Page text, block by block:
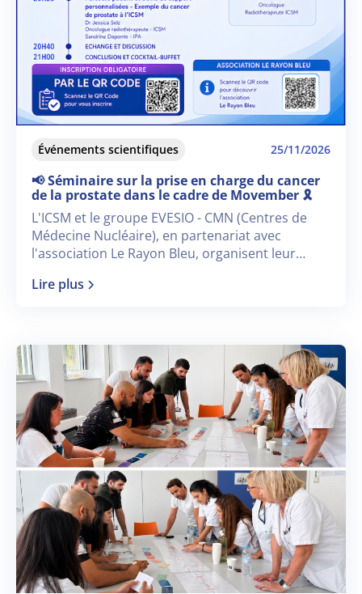
Événements scientifiques 25/11/2026
📢 Séminaire sur la prise en charge du cancer
de la prostate dans le cadre de Movember 🎗️
L'ICSM et le groupe EVESIO - CMN (Centres de
Médecine Nucléaire), en partenariat avec
l'association Le Rayon Bleu, organisent leur
du cancer de la prostate en 2026 » dans le cadre
Lire plus